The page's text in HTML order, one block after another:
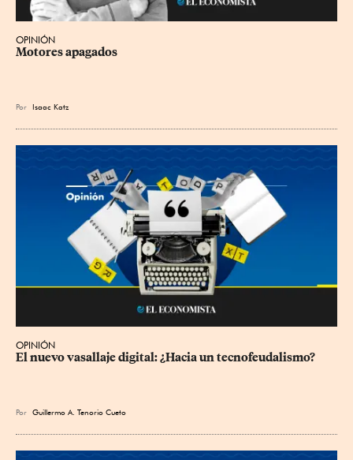
OPINIÓN
Motores apagados
Por Isaac Katz
OPINIÓN
El nuevo vasallaje digital: ¿Hacia un tecnofeudalismo?
Por Guillermo A. Tenorio Cueto